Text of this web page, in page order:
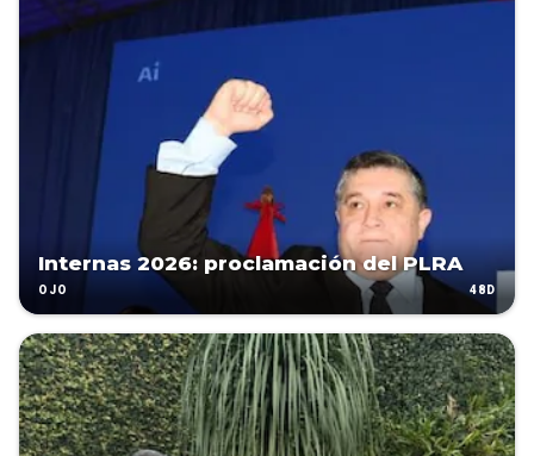
Internas 2026: proclamación del PLRA
OJO 48D